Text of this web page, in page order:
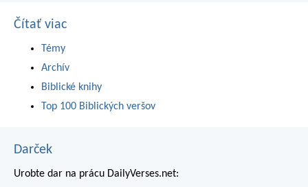
Čítať viac
Témy
Archív
Biblické knihy
Top 100 Biblických veršov
Darček
Urobte dar na prácu DailyVerses.net: